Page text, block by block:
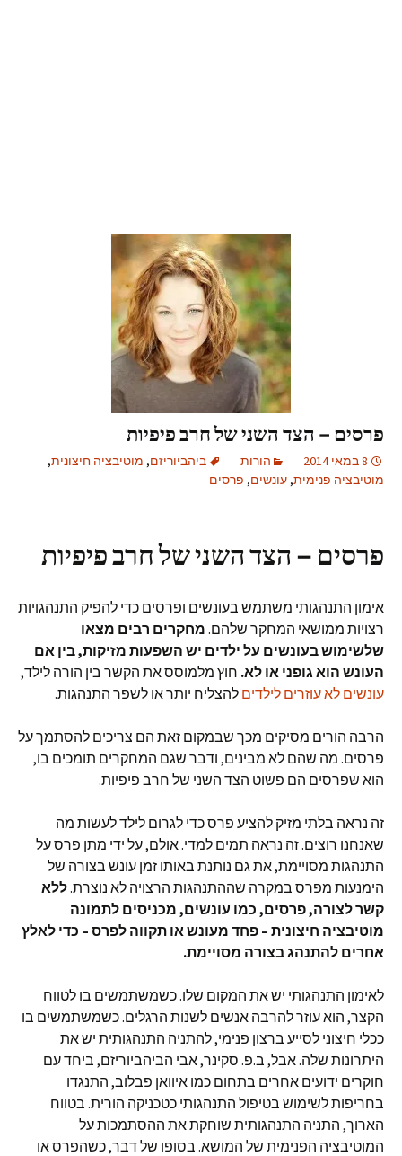
פרסים – הצד השני של חרב פיפיות
8 במאי 2014 הורות ביהביוריזם, מוטיבציה חיצונית,
מוטיבציה פנימית, עונשים, פרסים
פרסים – הצד השני של חרב פיפיות
אימון התנהגותי משתמש בעונשים ופרסים כדי להפיק התנהגויות
רצויות ממושאי המחקר שלהם. מחקרים רבים מצאו
שלשימוש בעונשים על ילדים יש השפעות מזיקות, בין אם
העונש הוא גופני או לא. חוץ מלמוסס את הקשר בין הורה לילד,
עונשים לא עוזרים לילדים להצליח יותר או לשפר התנהגות.
הרבה הורים מסיקים מכך שבמקום זאת הם צריכים להסתמך על
פרסים. מה שהם לא מבינים, ודבר שגם המחקרים תומכים בו,
הוא שפרסים הם פשוט הצד השני של חרב פיפיות.
זה נראה בלתי מזיק להציע פרס כדי לגרום לילד לעשות מה
שאנחנו רוצים. זה נראה תמים למדי. אולם, על ידי מתן פרס על
התנהגות מסויימת, את גם נותנת באותו זמן עונש בצורה של
הימנעות מפרס במקרה שההתנהגות הרצויה לא נוצרת.ללא
קשר לצורה, פרסים, כמו עונשים, מכניסים לתמונה
מוטיבציה חיצונית – פחד מעונש או תקווה לפרס – כדי לאלץ
אחרים להתנהג בצורה מסויימת.
לאימון התנהגותי יש את המקום שלו. כשמשתמשים בו לטווח
הקצר, הוא עוזר להרבה אנשים לשנות הרגלים. כשמשתמשים בו
ככלי חיצוני לסייע ברצון פנימי, להתניה התנהגותית יש את
היתרונות שלה. אבל, ב.פ. סקינר, אבי הביהביוריזם, ביחד עם
חוקרים ידועים אחרים בתחום כמו איוואן פבלוב, התנגדו
בחריפות לשימוש בטיפול התנהגותי כטכניקה הורית. בטווח
הארוך, התניה התנהגותית שוחקת את ההסתמכות על
המוטיבציה הפנימית של המושא. בסופו של דבר, כשהפרס או